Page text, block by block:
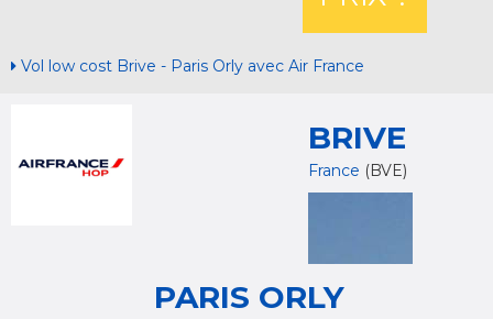
Vol low cost Brive - Paris Orly avec Air France
BRIVE
France (BVE)
PARIS ORLY